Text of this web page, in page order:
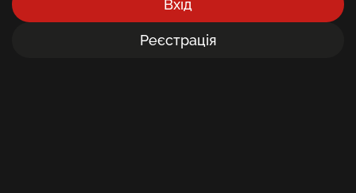
Вхід
Реєстрація